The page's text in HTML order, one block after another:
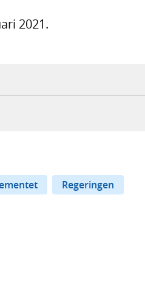
2021.
Regeringen